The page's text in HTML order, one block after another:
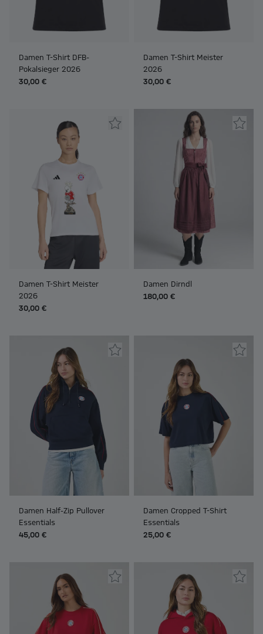
Damen T-Shirt DFB-
Pokalsieger 2026
30,00 €
Damen T-Shirt Meister
2026
30,00 €
Damen T-Shirt Meister
2026
30,00 €
Damen Dirndl
180,00 €
Damen Half-Zip Pullover
Essentials
45,00 €
Damen Cropped T-Shirt
Essentials
25,00 €